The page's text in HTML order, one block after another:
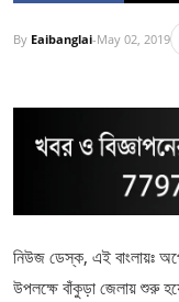
By Eaibanglai-May 02, 2019
নিউজ ডেস্ক, এই বাংলায়ঃ
উপলক্ষে বাঁকুড়া জেলায় শুরু